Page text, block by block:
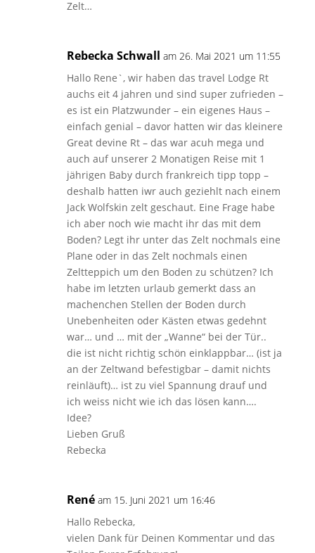
Zelt…
Rebecka Schwall am 26. Mai 2021 um 11:55
Hallo Rene`, wir haben das travel Lodge Rt
auchs eit 4 jahren und sind super zufrieden –
es ist ein Platzwunder – ein eigenes Haus –
einfach genial – davor hatten wir das kleinere
Great devine Rt – das war acuh mega und
auch auf unserer 2 Monatigen Reise mit 1
jährigen Baby durch frankreich tipp topp –
deshalb hatten iwr auch geziehlt nach einem
Jack Wolfskin zelt geschaut. Eine Frage habe
ich aber noch wie macht ihr das mit dem
Boden? Legt ihr unter das Zelt nochmals eine
Plane oder in das Zelt nochmals einen
Zeltteppich um den Boden zu schützen? Ich
habe im letzten urlaub gemerkt dass an
machenchen Stellen der Boden durch
Unebenheiten oder Kästen etwas gedehnt
war… und … mit der „Wanne“ bei der Tür..
die ist nicht richtig schön einklappbar… (ist ja
an der Zeltwand befestigbar – damit nichts
reinläuft)… ist zu viel Spannung drauf und
ich weiss nicht wie ich das lösen kann….
Idee?
Lieben Gruß
Rebecka
René am 15. Juni 2021 um 16:46
Hallo Rebecka,
vielen Dank für Deinen Kommentar und das